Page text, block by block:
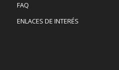
FAQ
ENLACES DE INTERÉS